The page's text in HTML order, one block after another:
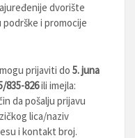
dvorište
podrške i promocije
prijaviti do 5. juna
835-826ili imejla:
da pošalju prijavu
lica/naziv
i kontakt broj.